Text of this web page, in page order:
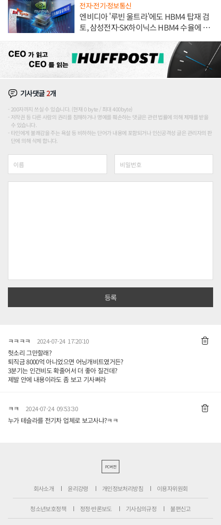
전자·전기·정보통신
엔비디아 '루빈 울트라'에도 HBM4 탑재 검
토, 삼성전자·SK하이닉스 HBM4 수율에 주
기사댓글2개
200자까지 쓰실 수 있습니다. (현재 0 byte / 최대 400byte)
저작권 등 다른 사람의 권리를 침해하거나 명예를 훼손하는 댓글은 관련 법률에 의해 제재를 받을
수 있습니다.
타인에게 불쾌감을 주는 욕설 등 비하하는 단어가 내용에 포함되거나 인신공격성 글은 관리자의 판
단에 의해 삭제 합니다.
ㅋㅋㅋㅋ 2024-07-24 17:20:10
헛소리 그만할래?
퇴직금 8000억 아니었으면 어닝개비트였거든?
3분기는 인건비도 확줄어서 더 좋아 질건데?
제발 안에 내용이라도 좀 보고 기사써라
ㅋㅋ 2024-07-24 09:53:30
누가 테슬라를 전기차 업체로 보고사냐?ㅋㅋ
PC버전
회사소개 윤리강령 개인정보처리방침 이용자위원회
청소년보호정책 정정·반론보도 기사심의규정 불편신고